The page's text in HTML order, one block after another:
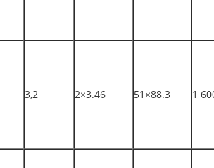
3,2 2×3.46 51×88.3 1